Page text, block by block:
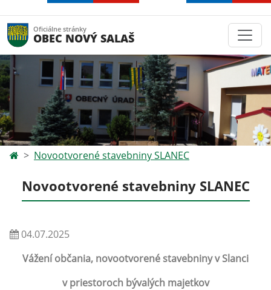
Oficiálne stránky
OBEC NOVÝ SALAŠ
Novootvorené stavebniny SLANEC
Novootvorené stavebniny SLANEC
04.07.2025
Vážení občania, novootvorené stavebniny v Slanci
v priestoroch bývalých majetkov